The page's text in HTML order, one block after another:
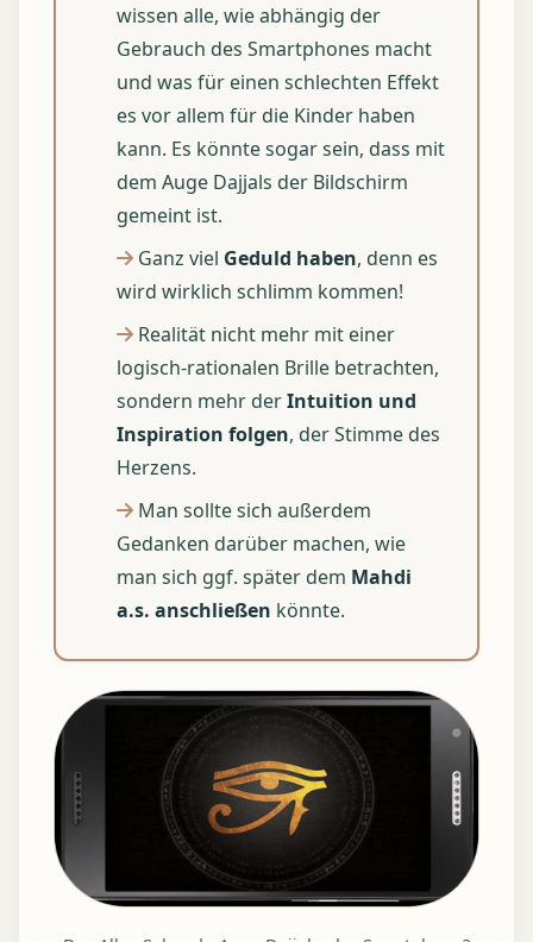
wissen alle, wie abhängig der
Gebrauch des Smartphones macht
und was für einen schlechten Effekt
es vor allem für die Kinder haben
kann. Es könnte sogar sein, dass mit
dem Auge Dajjals der Bildschirm
gemeint ist.
Ganz viel Geduld haben, denn es
wird wirklich schlimm kommen!
Realität nicht mehr mit einer
logisch-rationalen Brille betrachten,
sondern mehr derIntuition und
Inspiration folgen, der Stimme des
Herzens.
Man sollte sich außerdem
Gedanken darüber machen, wie
man sich ggf. später dem Mahdi
a.s. anschließen könnte.